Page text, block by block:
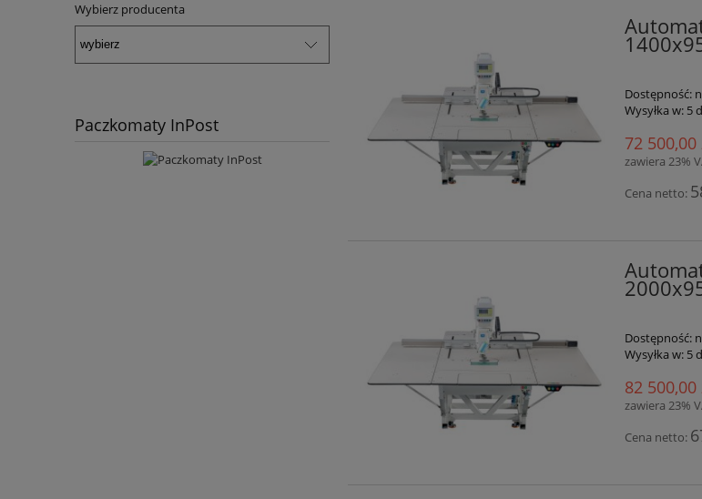
Wybierz producenta
Paczkomaty InPost
Dostępność:
Wysyłka w: 5
72 500,00
zawiera 23%
Cena netto:
Dostępność:
Wysyłka w: 5
82 500,00
zawiera 23%
Cena netto: